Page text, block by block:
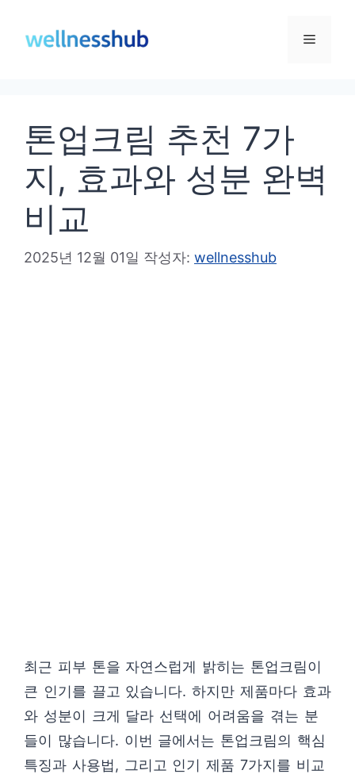
메
톤업크림 추천 7가
지, 효과와 성분 완벽
비교
2025년 12월 01일 작성자: wellnesshub
최근 피부 톤을 자연스럽게 밝히는 톤업크림이
큰 인기를 끌고 있습니다. 하지만 제품마다 효과
와 성분이 크게 달라 선택에 어려움을 겪는 분
들이 많습니다. 이번 글에서는 톤업크림의 핵심
특징과 사용법, 그리고 인기 제품 7가지를 비교